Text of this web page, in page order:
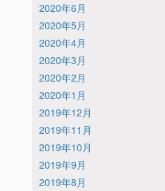
2020年6月
2020年5月
2020年4月
2020年3月
2020年2月
2020年1月
2019年12月
2019年11月
2019年10月
2019年9月
2019年8月